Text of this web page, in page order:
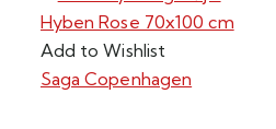
varianter.
Mulighederne
kan
Add to Wishlist
Saga Copenhagen